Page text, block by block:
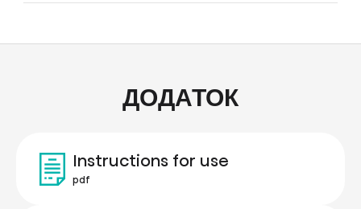
ДОДАТОК
Instructions for use
pdf